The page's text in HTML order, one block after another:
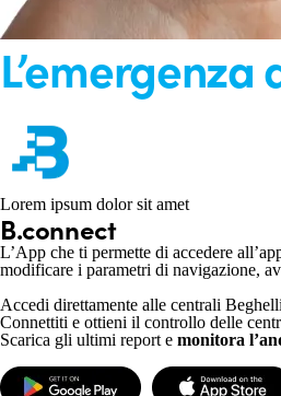
Lorem ipsum dolor sit amet
B.connect
L’App che ti permette di accedere
modificare i parametri di navigazione,
Accedi direttamente alle centrali
Connettiti e ottieni il controllo delle
Scarica gli ultimi report e monitora